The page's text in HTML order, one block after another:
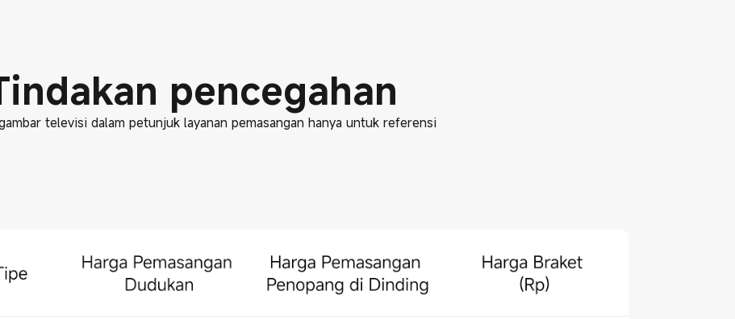
pencegahan
televisi dalam petunjuk layanan pemasangan hanya untuk referensi